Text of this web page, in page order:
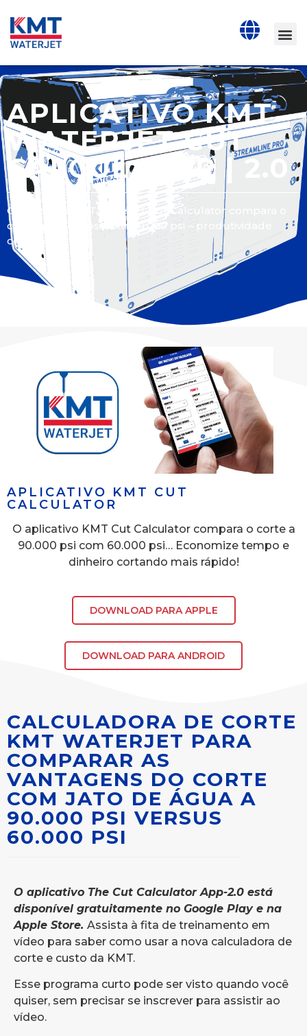
APLICATIVO KMT
WATERJET CUT
CALCULATOR | 2.0
O aplicativo KMT Waterjet Cut Calculator compara o
corte a 90.000 psi com 60.000 psi – produtividade
comprovada!
APLICATIVO KMT CUT
CALCULATOR
O aplicativo KMT Cut Calculator compara o corte a
90.000 psi com 60.000 psi… Economize tempo e
dinheiro cortando mais rápido!
DOWNLOAD PARA APPLE
DOWNLOAD PARA ANDROID
CALCULADORA DE CORTE
KMT WATERJET PARA
COMPARAR AS
VANTAGENS DO CORTE
COM JATO DE ÁGUA A
90.000 PSI VERSUS
60.000 PSI
O aplicativo The Cut Calculator App-2.0 está
disponível gratuitamente no Google Play e na
Apple Store. Assista à fita de treinamento em
vídeo para saber como usar a nova calculadora de
corte e custo da KMT.
Esse programa curto pode ser visto quando você
quiser, sem precisar se inscrever para assistir ao
vídeo.